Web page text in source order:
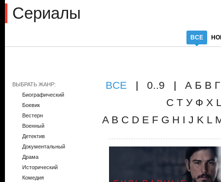
Сериалы
ВСЕ
ВЫБРАТЬ ЖАНР:
Биографический
Боевик
Вестерн
Военный
Детектив
Документальный
Драма
Исторический
Комедия
ВCE | 0..9 | А Б В Г
С Т У Ф Х
A B C D E F G H I J K L